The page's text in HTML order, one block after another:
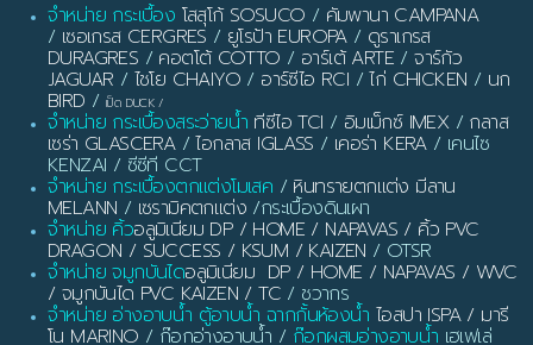
จำหน่าย กระเบื้อง โสสุโก้ SOSUCO / คัมพานา CAMPANA
/ เซอเกรส CERGRES / ยูโรป้า EUROPA/ ดูราเกรส
DURAGRES / คอตโต้ COTTO / อาร์เต้ ARTE /จาร์กัว
JAGUAR / ไชโย CHAIYO / อาร์ซีไอ RCI /ไก่ CHICKEN / นก
BIRD / เป็ด DUCK /
จำหน่าย กระเบื้องสระว่ายน้ำ ทีซีไอ TCI / อิมเม็กซ์ IMEX/ กลาส
เซร่า GLASCERA/ไอกลาส IGLASS / เคอร่า KERA/ เคนไซ
KENZAI / ซีซีที CCT
จำหน่าย กระเบื้องตกแต่งโมเสค / หินทรายตกแต่ง มีลาน
MELANN / เซรามิคตกแต่ง /กระเบื้องดินเผา
จำหน่าย คิ้วอลูมิเนียม DP / HOME / NAPAVAS / คิ้ว PVC
DRAGON / SUCCESS / KSUM / KAIZEN / OTSR
จำหน่าย จมูกบันไดอลูมิเนียม DP / HOME / NAPAVAS / WVC
/ จมูกบันได PVC KAIZEN / TC / ชวากร
จำหน่าย อ่างอาบน้ำ ตู้อาบน้ำ ฉากกั้นห้องน้ำ ไอสปา ISPA / มารี
โน MARINO / ก๊อกอ่างอาบน้ำ / ก๊อกผสมอ่างอาบน้ำ เฮเฟเล่